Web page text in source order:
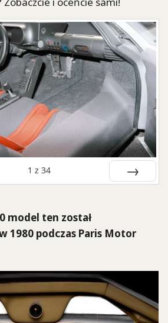
1 z 34
model ten został
1980 podczas Paris Motor